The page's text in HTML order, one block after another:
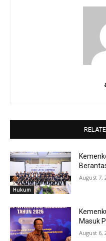
Hukum
August 7,
Masuk
August 6,